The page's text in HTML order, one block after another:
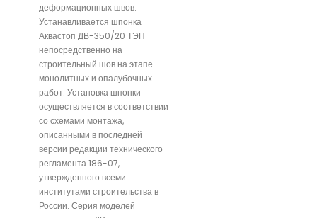
деформационных швов.
Устанавливается шпонка
Аквастоп ДВ-350/20 ТЭП
непосредственно на
строительный шов на этапе
монолитных и опалубочных
работ. Установка шпонки
осуществляется в соответствии
со схемами монтажа,
описанными в последней
версии редакции технического
регламента 186-07,
утвержденного всеми
институтами строительства в
России. Серия моделей